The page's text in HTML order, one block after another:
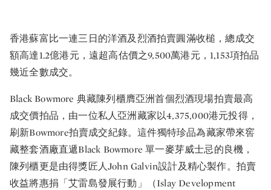
香港蘇富比一連三日的洋酒及烈酒拍賣圓滿收槌，總成交
額高達1.2億港元，遠超高估價之9,500萬港元，1,153項拍品
幾近全數成交。
Black Bowmore 典藏陳列櫃膺亞洲首個烈酒現場拍賣最高
成交價拍品，由一位私人亞洲藏家以4,375,000港元投得，
刷新Bowmore拍賣成交紀錄。這件獨特珍品為藏家帶來窖
藏整套酒廠直遞Black Bowmore 單一麥芽威士忌的良機，
陳列櫃更是由得獎匠人John Galvin設計及精心製作。拍賣
收益將惠捐「艾雷島發展行動」（Islay Development